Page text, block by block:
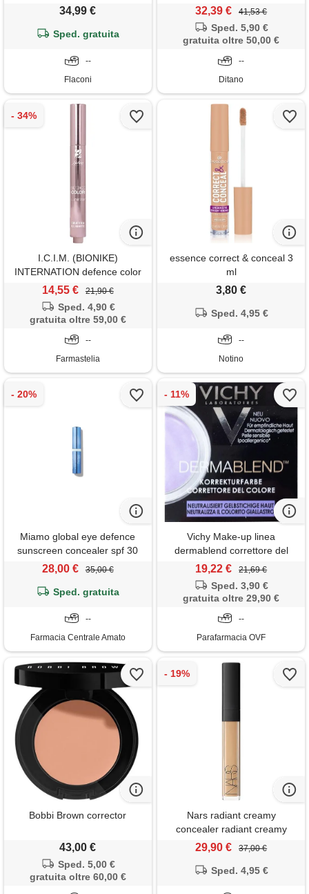
sc2.75
34,99 €
Sped. gratuita
--
Flaconi
32,39 € 41,53 €
Sped. 5,90 €
gratuita oltre 50,00 €
--
Ditano
I.C.I.M. (BIONIKE)
INTERNATION defence color
luminizer correttore
illuminante n01 light 2,5 ml -
bionike - 950951451
14,55 € 21,90 €
Sped. 4,90 €
gratuita oltre 59,00 €
--
Farmastelia
essence correct & conceal 3
ml
3,80 €
Sped. 4,95 €
--
Notino
Miamo global eye defence
sunscreen concealer spf 30
vanilla
28,00 € 35,00 €
Sped. gratuita
--
Farmacia Centrale Amato
Vichy Make-up linea
dermablend correttore del
colore elevata coprenza verde
19,22 € 21,69 €
Sped. 3,90 €
gratuita oltre 29,90 €
--
Parafarmacia OVF
Bobbi Brown corrector
43,00 €
Sped. 5,00 €
gratuita oltre 60,00 €
Nars radiant creamy
concealer radiant creamy
concealer 6 ml
29,90 € 37,00 €
Sped. 4,95 €